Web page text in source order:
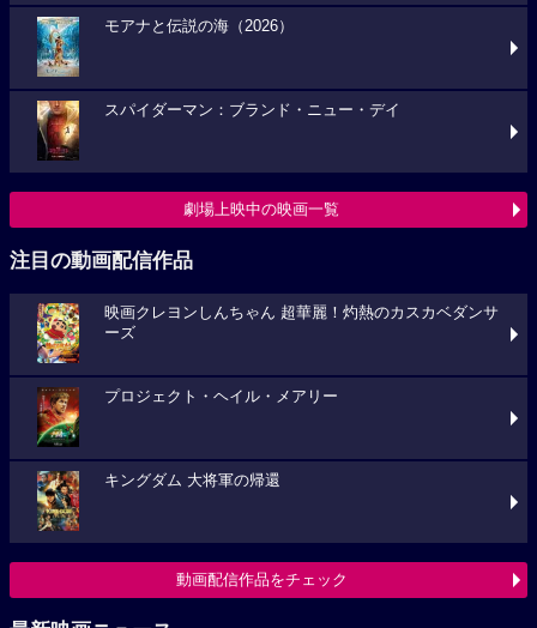
モアナと伝説の海（2026）
スパイダーマン：ブランド・ニュー・デイ
劇場上映中の映画一覧
注目の動画配信作品
映画クレヨンしんちゃん 超華麗！灼熱のカスカベダンサ
ーズ
プロジェクト・ヘイル・メアリー
キングダム 大将軍の帰還
動画配信作品をチェック